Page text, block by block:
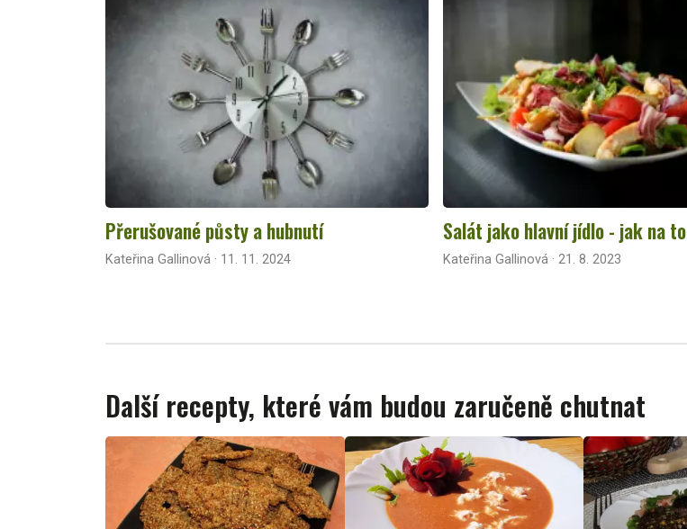
Přerušované půsty a hubnutí
Kateřina Gallinová · 11. 11. 2024
Salát jako hlavní jídlo - jak na to
Kateřina Gallinová · 21. 8. 2023
Další recepty, které vám budou zaručeně chutnat